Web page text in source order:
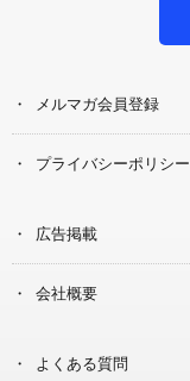
メルマガ会員登録
プライバシーポリシー
広告掲載
会社概要
よくある質問